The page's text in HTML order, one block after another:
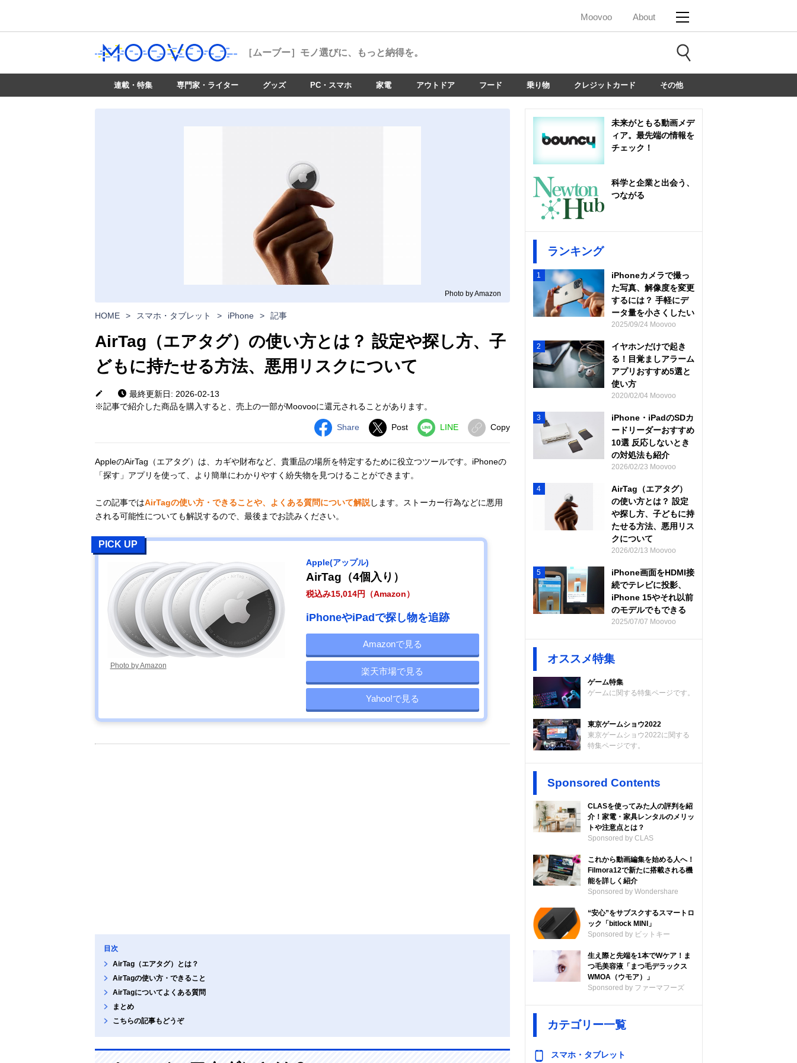
Moovoo About
［ムーブー］ モノ選びに、もっと納得を。
連載・特集 専門家・ライター グッズ PC・スマホ 家電 アウトドア フード 乗り物 クレジットカード その他
Photo by Amazon
HOME > スマホ・タブレット > iPhone > 記事
AirTag（エアタグ）の使い方とは？ 設定や探し方、子
どもに持たせる方法、悪用リスクについて
最終更新日: 2026-02-13
※記事で紹介した商品を購入すると、売上の一部がMoovooに還元されることがあります。
Share Post LINE Copy
AppleのAirTag（エアタグ）は、カギや財布など、貴重品の場所を特定するために役立つツールです。iPhoneの
「探す」アプリを使って、より簡単にわかりやすく紛失物を見つけることができます。
この記事ではAirTagの使い方・できることや、よくある質問について解説します。ストーカー行為などに悪用
される可能性についても解説するので、最後までお読みください。
PICK UP
Photo by Amazon
Apple(アップル)
AirTag（4個入り）
税込み15,014円（Amazon）
iPhoneやiPadで探し物を追跡
Amazonで見る
楽天市場で見る
Yahoo!で見る
目次
AirTag（エアタグ）とは？
AirTagの使い方・できること
AirTagについてよくある質問
まとめ
こちらの記事もどうぞ
未来がともる動画メデ
ィア。最先端の情報を
チェック！
科学と企業と出会う、
つながる
ランキング
1
iPhoneカメラで撮っ
た写真、解像度を変更
するには？ 手軽にデ
ータ量を小さくしたい
2025/09/24 Moovoo
2
イヤホンだけで起き
る！目覚ましアラーム
アプリおすすめ5選と
使い方
2020/02/04 Moovoo
3
iPhone・iPadのSDカ
ードリーダーおすすめ
10選 反応しないとき
の対処法も紹介
2026/02/23 Moovoo
4
AirTag（エアタグ）
の使い方とは？ 設定
や探し方、子どもに持
たせる方法、悪用リス
クについて
2026/02/13 Moovoo
5
iPhone画面をHDMI接
続でテレビに投影、
iPhone 15やそれ以前
のモデルでもできる
2025/07/07 Moovoo
オススメ特集
ゲーム特集
ゲームに関する特集ページです。
東京ゲームショウ2022
東京ゲームショウ2022に関する
特集ページです。
Sponsored Contents
CLASを使ってみた人の評判を紹
介！家電・家具レンタルのメリッ
トや注意点とは？
Sponsored by CLAS
これから動画編集を始める人へ！
Filmora12で新たに搭載される機
能を詳しく紹介
Sponsored by Wondershare
“安心”をサブスクするスマートロ
ック「bitlock MINI」
Sponsored by ビットキー
生え際と先端を1本でWケア！ま
つ毛美容液「まつ毛デラックス
WMOA（ウモア）」
Sponsored by ファーマフーズ
カテゴリー一覧
スマホ・タブレット